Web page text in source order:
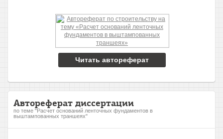
Читать автореферат
Автореферат диссертации
по теме "Расчет оснований ленточных фундаментов в
выштампованных траншеях"